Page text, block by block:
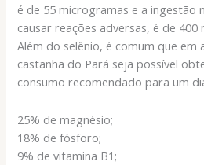
é de 55 microgramas e a ingestão
causar reações adversas, é de
Além do selênio, é comum que em
castanha do Pará seja possível
consumo recomendado para um
25% de magnésio;
18% de fósforo;
9% de vitamina B1;